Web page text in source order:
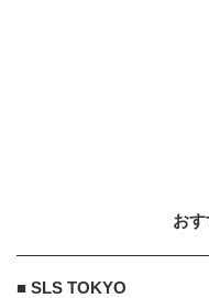
お
■ SLS TOKYO